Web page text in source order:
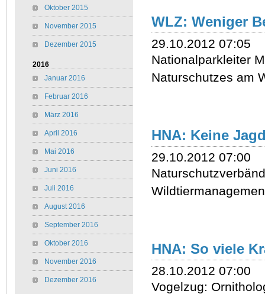
Oktober 2015
November 2015
Dezember 2015
2016
Januar 2016
Februar 2016
März 2016
April 2016
Mai 2016
Juni 2016
Juli 2016
August 2016
September 2016
Oktober 2016
November 2016
Dezember 2016
WLZ: Weniger
29.10.2012 07:05
Nationalparkleiter
Naturschutzes am
HNA: Keine
29.10.2012 07:00
HNA: So viele
28.10.2012 07:00
Vogelzug: